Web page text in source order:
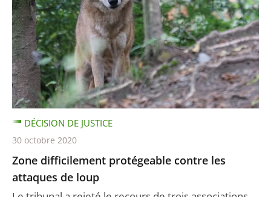
Zone difficilement protégeable contre les
attaques de loup
DÉCISION DE JUSTICE
30 octobre 2020